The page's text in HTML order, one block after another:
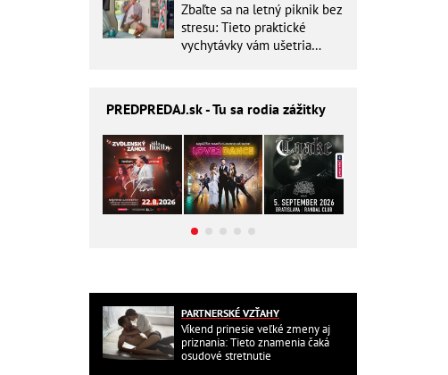
Zbaľte sa na letný piknik bez
stresu: Tieto praktické
vychytávky vám ušetria
PREDPREDAJ.sk - Tu sa rodia zážitky
PARTNERSKÉ VZŤAHY
Víkend prinesie veľké zmeny aj
priznania: Tieto znamenia čaká
osudové stretnutie